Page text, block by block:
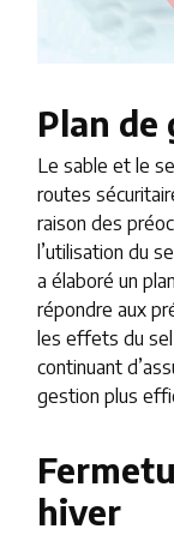
Plan de
Le sable et le
routes
raison des
l’utilisation du
a élaboré un
répondre aux
les effets du
continuant
gestion plus
hiver